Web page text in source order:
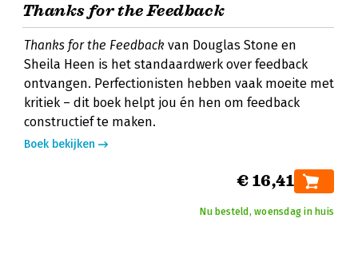
Thanks for the Feedback
Thanks for the Feedback van Douglas Stone en
Sheila Heen is het standaardwerk over feedback
ontvangen. Perfectionisten hebben vaak moeite met
kritiek – dit boek helpt jou én hen om feedback
constructief te maken.
Boek bekijken
€ 16,41
Nu besteld, woensdag in huis